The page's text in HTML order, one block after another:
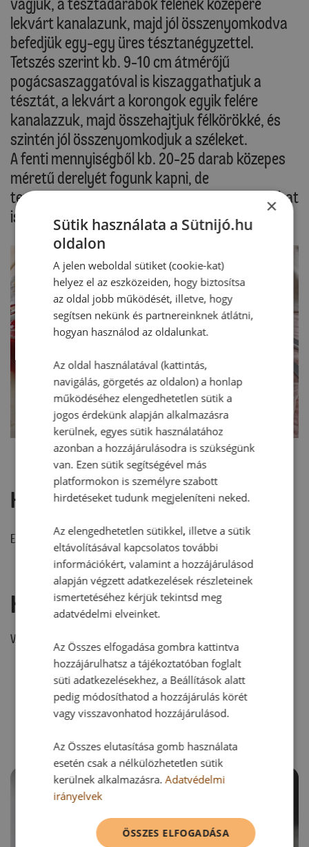
lekvárt kanalazunk, majd jól összenyomkodva
befedjük egy-egy üres tésztanégyzettel.
Tetszés szerint kb. 9-10 cm átmérőjű
pogácsaszaggatóval is kiszaggathatjuk a
tésztát, a lekvárt a korongok egyik felére
kanalazzuk, majd összehajtjuk félkörökké, és
szintén jól összenyomkodjuk a széleket.
A fenti mennyiségből kb. 20-25 darab közepes
méretű derelyét fogunk kapni, de
természetesen kisebb vagy nagyobb darabokat
is formázhatunk.
Hozzászólások
Ehhez a recepthez még nem érkezett hozzászólás.
Hozzászólás írása
Vélemény írásához, kérjük, jelentkezz be!
RECEPTAJÁNLÓ
×
Sütik használata a Sütnijó.hu
oldalon
A jelen weboldal sütiket (cookie-kat)
helyez el az eszközeiden, hogy biztosítsa
az oldal jobb működését, illetve, hogy
segítsen nekünk és partnereinknek átlátni,
hogyan használod az oldalunkat.
Az oldal használatával (kattintás,
navigálás, görgetés az oldalon) a honlap
működéséhez elengedhetetlen sütik a
jogos érdekünk alapján alkalmazásra
kerülnek, egyes sütik használatához
azonban a hozzájárulásodra is szükségünk
van. Ezen sütik segítségével más
platformokon is személyre szabott
hirdetéseket tudunk megjeleníteni neked.
Az elengedhetetlen sütikkel, illetve a sütik
eltávolításával kapcsolatos további
információkért, valamint a hozzájárulásod
alapján végzett adatkezelések részleteinek
ismertetéséhez kérjük tekintsd meg
adatvédelmi elveinket.
Az Összes elfogadása gombra kattintva
hozzájárulhatsz a tájékoztatóban foglalt
süti adatkezelésekhez, a Beállítások alatt
pedig módosíthatod a hozzájárulás körét
vagy visszavonhatod hozzájárulásod.
Az Összes elutasítása gomb használata
esetén csak a nélkülözhetetlen sütik
kerülnek alkalmazásra.Adatvédelmi
irányelvek
ÖSSZES ELFOGADÁSA